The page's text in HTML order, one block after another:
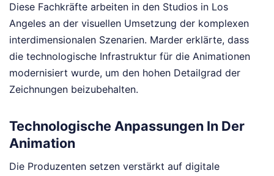
Diese Fachkräfte arbeiten in den Studios in Los
Angeles an der visuellen Umsetzung der komplexen
interdimensionalen Szenarien. Marder erklärte, dass
die technologische Infrastruktur für die Animationen
modernisiert wurde, um den hohen Detailgrad der
Zeichnungen beizubehalten.
Technologische Anpassungen In Der
Animation
Die Produzenten setzen verstärkt auf digitale